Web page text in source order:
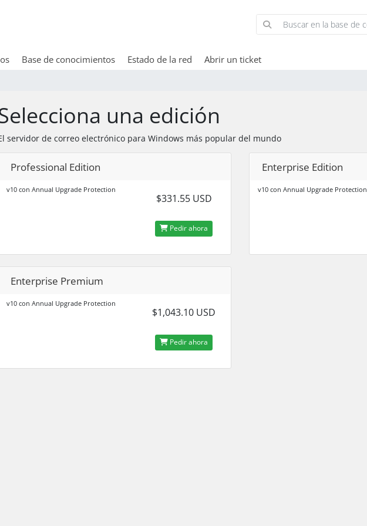
Base de conocimientos Estado de la red Abrir un ticket
una edición
servidor de correo electrónico para Windows más popular del mundo
Professional Edition
v10 con Annual Upgrade Protection
$331.55 USD
Pedir ahora
Enterprise Edition
v10 con Annual Upgrade Protection
Enterprise Premium
v10 con Annual Upgrade Protection
$1,043.10 USD
Pedir ahora